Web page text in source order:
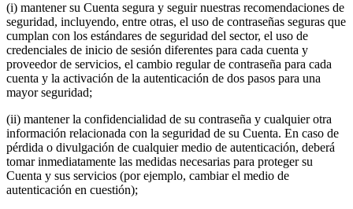
(i) mantener su Cuenta segura y seguir nuestras recomendaciones de
seguridad, incluyendo, entre otras, el uso de contraseñas seguras que
cumplan con los estándares de seguridad del sector, el uso de
credenciales de inicio de sesión diferentes para cada cuenta y
proveedor de servicios, el cambio regular de contraseña para cada
cuenta y la activación de la autenticación de dos pasos para una
mayor seguridad;
(ii) mantener la confidencialidad de su contraseña y cualquier otra
información relacionada con la seguridad de su Cuenta. En caso de
pérdida o divulgación de cualquier medio de autenticación, deberá
tomar inmediatamente las medidas necesarias para proteger su
Cuenta y sus servicios (por ejemplo, cambiar el medio de
autenticación en cuestión);